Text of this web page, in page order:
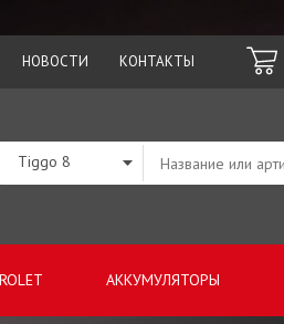
НОВОСТИ КОНТАКТЫ
АККУМУЛЯТОРЫ
Tiggo 8